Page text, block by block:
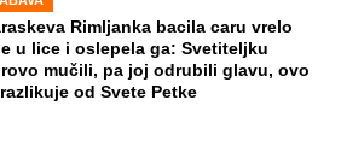
Rimljanka bacila caru vrelo
u lice i oslepela ga: Svetiteljku
mučili, pa joj odrubili glavu, ovo
od Svete Petke